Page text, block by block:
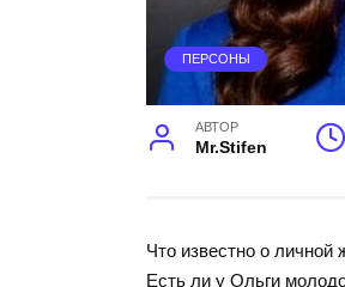
ПЕРСОНЫ
АВТОР
Mr.Stifen
Что известно о
Есть ли у Ольги